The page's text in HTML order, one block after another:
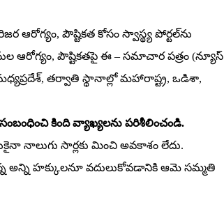
ఆరోగ్యం, పౌష్టికత కోసం స్వాస్థ్య పోర్టల్‌ను
ఆరోగ్యం, పౌష్టికతపై ఈ – సమాచార పత్రం (న్యూస్‌
తర్వాతి స్థానాల్లో మహారాష్ట్ర, ఒడిశా,
కింది వ్యాఖ్యలను పరిశీలించండి.
నాలుగు సార్లకు మించి అవకాశం లేదు.
అన్ని హక్కులనూ వదులుకోవడానికి ఆమె సమ్మతి